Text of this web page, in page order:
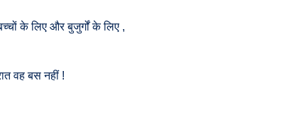
के लिए और बुजुर्गों के लिए ,
वह बस नहीं !